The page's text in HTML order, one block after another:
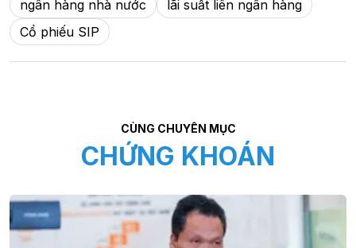
ngân hàng nhà nước
lãi suất liên ngân hàng
Cổ phiếu SIP
CÙNG CHUYÊN MỤC
CHỨNG KHOÁN